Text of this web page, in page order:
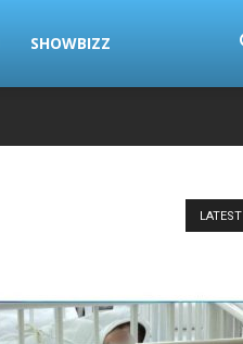
SHOWBIZZ
LATEST